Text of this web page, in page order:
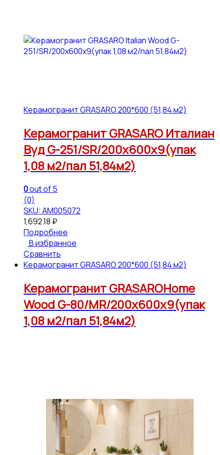
Керамогранит GRASARO 200*600 (51,84 м2)
Керамогранит GRASARO Италиан
Вуд G-251/SR/200x600x9(упак
1,08 м2/пал 51,84м2)
0out of 5
(0)
SKU: АМ005072
1,692.18 ₽
Подробнее
В избранное
Сравнить
Керамогранит GRASARO 200*600 (51,84 м2)
Керамогранит GRASAROHome
Wood G-80/MR/200x600x9(упак
1,08 м2/пал 51,84м2)